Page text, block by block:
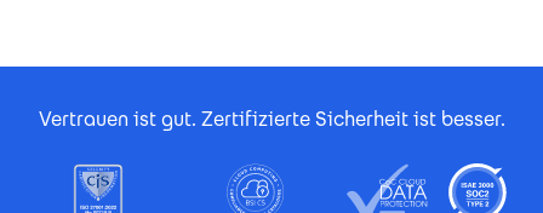
Vertrauen ist gut. Zertifizierte Sicherheit ist besser.